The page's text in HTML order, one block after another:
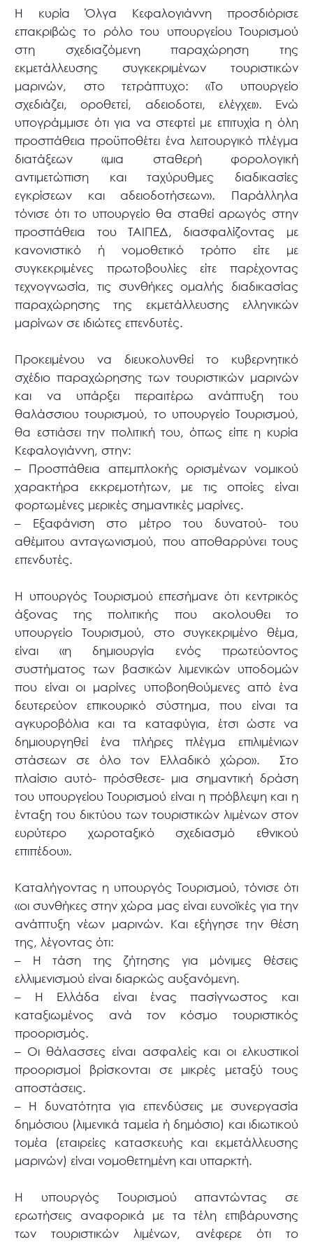
Η κυρία Όλγα Κεφαλογιάννη προσδιόρισε
επακριβώς το ρόλο του υπουργείου Τουρισμού
στη σχεδιαζόμενη παραχώρηση της
εκμετάλλευσης συγκεκριμένων τουριστικών
μαρινών, στο τετράπτυχο: «Το υπουργείο
σχεδιάζει, οροθετεί, αδειοδοτει, ελέγχει». Ενώ
υπογράμμισε ότι για να στεφτεί με επιτυχία η όλη
προσπάθεια προϋποθέτει ένα λειτουργικό πλέγμα
διατάξεων «μια σταθερή φορολογική
αντιμετώπιση και ταχύρυθμες διαδικασίες
εγκρίσεων και αδειοδοτήσεων». Παράλληλα
τόνισε ότι το υπουργείο θα σταθεί αρωγός στην
προσπάθεια του ΤΑΙΠΕΔ, διασφαλίζοντας με
κανονιστικό ή νομοθετικό τρόπο είτε με
συγκεκριμένες πρωτοβουλίες είτε παρέχοντας
τεχνογνωσία, τις συνθήκες ομαλής διαδικασίας
παραχώρησης της εκμετάλλευσης ελληνικών
μαρίνων σε ιδιώτες επενδυτές.
Προκειμένου να διευκολυνθεί το κυβερνητικό
σχέδιο παραχώρησης των τουριστικών μαρινών
και να υπάρξει περαιτέρω ανάπτυξη του
θαλάσσιου τουρισμού, το υπουργείο Τουρισμού,
θα εστιάσει την πολιτική του, όπως είπε η κυρία
Κεφαλογιάννη, στην:
– Προσπάθεια απεμπλοκής ορισμένων νομικού
χαρακτήρα εκκρεμοτήτων, με τις οποίες είναι
φορτωμένες μερικές σημαντικές μαρίνες.
– Εξαφάνιση στο μέτρο του δυνατού- του
αθέμιτου ανταγωνισμού, που αποθαρρύνει τους
επενδυτές.
Η υπουργός Τουρισμού επεσήμανε ότι κεντρικός
άξονας της πολιτικής που ακολουθει το
υπουργείο Τουρισμού, στο συγκεκριμένο θέμα,
είναι «η δημιουργία ενός πρωτεύοντος
συστήματος των βασικών λιμενικών υποδομών
που είναι οι μαρίνες υποβοηθούμενες από ένα
δευτερεύον επικουρικό σύστημα, που είναι τα
αγκυροβόλια και τα καταφύγια, έτσι ώστε να
δημιουργηθεί ένα πλήρες πλέγμα επιλιμένιων
στάσεων σε όλο τον Ελλαδικό χώρο». Στο
πλαίσιο αυτό- πρόσθεσε- μια σημαντική δράση
του υπουργείου Τουρισμού είναι η πρόβλεψη και η
ένταξη του δικτύου των τουριστικών λιμένων στον
ευρύτερο χωροταξικό σχεδιασμό εθνικού
επιπέδου».
Καταλήγοντας η υπουργός Τουρισμού, τόνισε ότι
«οι συνθήκες στην χώρα μας είναι ευνοϊκές για την
ανάπτυξη νέων μαρινών. Και εξήγησε την θέση
της, λέγοντας ότι:
– Η τάση της ζήτησης για μόνιμες θέσεις
ελλιμενισμού είναι διαρκώς αυξανόμενη.
– Η Ελλάδα είναι ένας πασίγνωστος και
καταξιωμένος ανά τον κόσμο τουριστικός
προορισμός.
– Οι θάλασσες είναι ασφαλείς και οι ελκυστικοί
προορισμοί βρίσκονται σε μικρές μεταξύ τους
αποστάσεις.
– Η δυνατότητα για επενδύσεις με συνεργασία
δημόσιου (λιμενικά ταμεία ή δημόσιο) και ιδιωτικού
τομέα (εταιρείες κατασκευής και εκμετάλλευσης
μαρινών) είναι νομοθετημένη και υπαρκτή.
Η υπουργός Τουρισμού απαντώντας σε
ερωτήσεις αναφορικά με τα τέλη επιβάρυνσης
των τουριστικών λιμένων, ανέφερε ότι το